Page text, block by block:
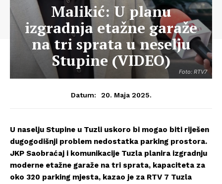
Foto: RTV7
Malikić: U planu
izgradnja etažne garaže
na tri sprata u neselju
Stupine (VIDEO)
Datum: 20. Maja 2025.
U naselju Stupine u Tuzli uskoro bi mogao biti riješen
dugogodišnji problem nedostatka parking prostora.
JKP Saobraćaj i komunikacije Tuzla planira izgradnju
moderne etažne garaže na tri sprata, kapaciteta za
oko 320 parking mjesta, kazao je za RTV 7 Tuzla